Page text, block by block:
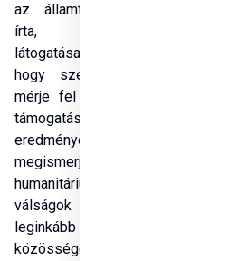
az államtitkár. Azt
írta, jelenlegi
látogatása célja,
hogy személyesen
mérje fel a magyar
támogatások
eredményeit, hogy
megismerje a
humanitárius
válságok által
leginkább sújtott
közösségek